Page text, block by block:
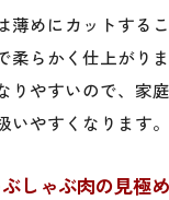
薄めにカットする
柔らかく仕上がり
りやすいので、家
いやすくなります。
しゃぶ肉の見極